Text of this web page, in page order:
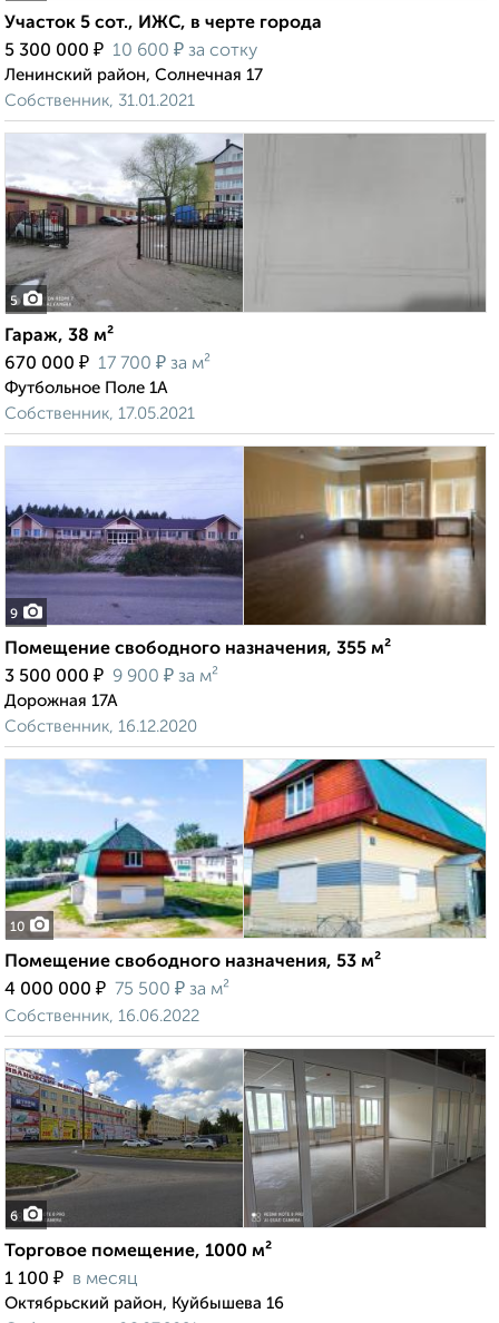
Участок 5 сот., ИЖС, в черте города
5 300 000 ₽ 10 600 ₽ за сотку
Ленинский район, Солнечная 17
Собственник, 31.01.2021
5
Гараж, 38 м²
670 000 ₽ 17 700 ₽ за м²
Футбольное Поле 1А
Собственник, 17.05.2021
9
Помещение свободного назначения, 355 м²
3 500 000 ₽ 9 900 ₽ за м²
Дорожная 17А
Собственник, 16.12.2020
10
Помещение свободного назначения, 53 м²
4 000 000 ₽ 75 500 ₽ за м²
Собственник, 16.06.2022
6
Торговое помещение, 1000 м²
1 100 ₽ в месяц
Октябрьский район, Куйбышева 16